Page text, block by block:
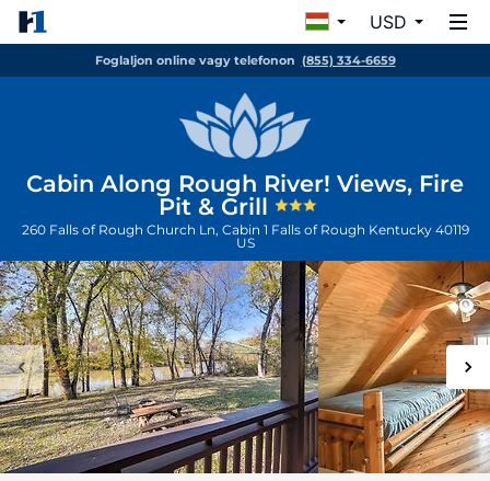
USD
Foglaljon online vagy telefonon (855) 334-6659
Cabin Along Rough River! Views, Fire
Pit & Grill
260 Falls of Rough Church Ln, Cabin 1 Falls of Rough Kentucky 40119
US